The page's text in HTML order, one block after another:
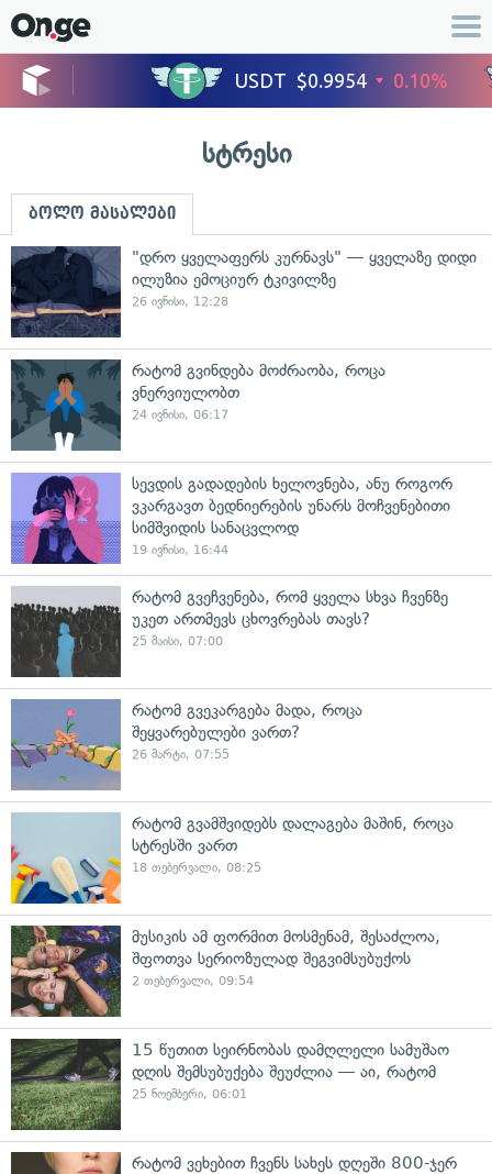
სტრესი
ბოლო მასალები
"დრო ყველაფერს კურნავს" — ყველაზე დიდი
ილუზია ემოციურ ტკივილზე
26 ივნისი, 12:28
რატომ გვინდება მოძრაობა, როცა
ვნერვიულობთ
24 ივნისი, 06:17
სევდის გადადების ხელოვნება, ანუ როგორ
ვკარგავთ ბედნიერების უნარს მოჩვენებითი
სიმშვიდის სანაცვლოდ
19 ივნისი, 16:44
რატომ გვეჩვენება, რომ ყველა სხვა ჩვენზე
უკეთ ართმევს ცხოვრებას თავს?
25 მაისი, 07:00
რატომ გვეკარგება მადა, როცა
შეყვარებულები ვართ?
26 მარტი, 07:55
რატომ გვამშვიდებს დალაგება მაშინ, როცა
სტრესში ვართ
18 თებერვალი, 08:25
მუსიკის ამ ფორმით მოსმენამ, შესაძლოა,
შფოთვა სერიოზულად შეგვიმსუბუქოს
2 თებერვალი, 09:54
15 წუთით სეირნობას დამღლელი სამუშაო
დღის შემსუბუქება შეუძლია — აი, რატომ
25 ნოემბერი, 06:01
რატომ ვეხებით ჩვენს სახეს დღეში 800-ჯერ